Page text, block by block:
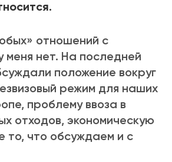
отношений с
меня нет. На последней
положение вокруг
режим для наших
проблему ввоза в
отходов, экономическую
то, что обсуждаем и с